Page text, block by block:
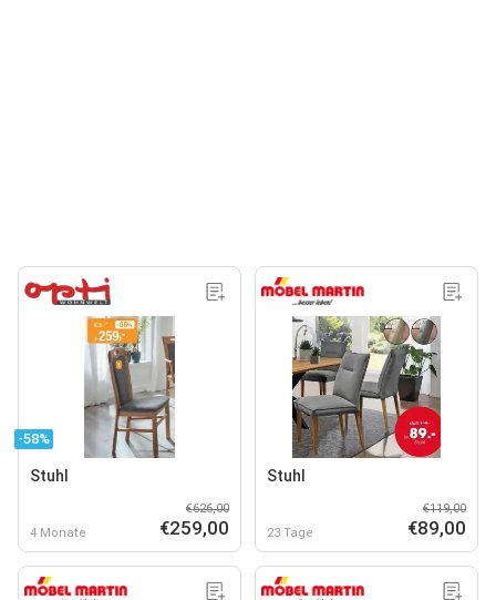
-58%
Stuhl
4 Monate
€626,00
€259,00
Stuhl
23 Tage
€119,00
€89,00